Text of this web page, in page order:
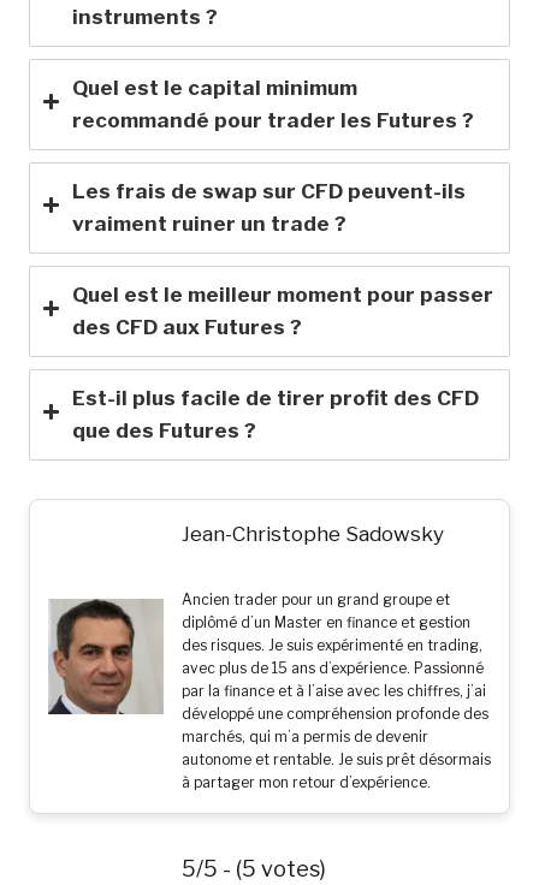
instruments ?
Quel est le capital minimum
recommandé pour trader les Futures ?
Les frais de swap sur CFD peuvent-ils
vraiment ruiner un trade ?
Quel est le meilleur moment pour passer
des CFD aux Futures ?
Est-il plus facile de tirer profit des CFD
que des Futures ?
Jean-Christophe Sadowsky
Ancien trader pour un grand groupe et
diplômé d’un Master en finance et gestion
des risques. Je suis expérimenté en trading,
avec plus de 15 ans d’expérience. Passionné
par la finance et à l’aise avec les chiffres, j’ai
développé une compréhension profonde des
marchés, qui m’a permis de devenir
autonome et rentable. Je suis prêt désormais
à partager mon retour d’expérience.
5/5 - (5 votes)